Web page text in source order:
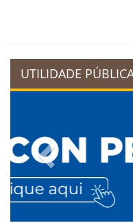
UTILIDADE
Previous